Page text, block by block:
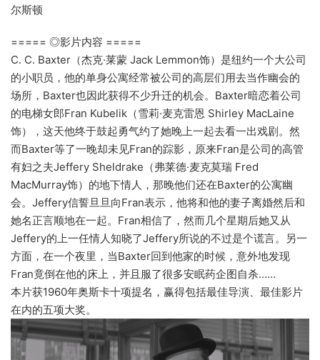
尔斯顿
===== ◎影片内容 =====
C. C. Baxter（杰克·莱蒙 Jack Lemmon饰）是纽约一个大公司
的小职员，他的单身公寓经常被公司的高层们用去当作幽会的
场所，Baxter也因此获得不少升迁的机会。Baxter暗恋着公司
的电梯女郎Fran Kubelik（雪莉·麦克雷恩 Shirley MacLaine
饰），这天他终于鼓起勇气约了她晚上一起去看一出戏剧。然
而Baxter等了一晚却未见Fran的踪影，原来Fran是公司的高管
有妇之夫Jeffery Sheldrake（弗莱德·麦克莫瑞 Fred
MacMurray饰）的地下情人，那晚他们还在Baxter的公寓幽
会。Jeffery信誓旦旦向Fran表示，他将和他的妻子离婚然后和
她名正言顺地在一起。Fran相信了，然而几个星期后她又从
Jeffery的上一任情人知晓了Jeffery所说的不过是个谎言。另一
方面，在一个夜里，当Baxter回到他家的时候，意外地发现
Fran竟倒在他的床上，并且服了很多安眠药企图自杀……
本片获1960年奥斯卡十项提名，赢得包括最佳导演、最佳影片
在内的五项大奖。